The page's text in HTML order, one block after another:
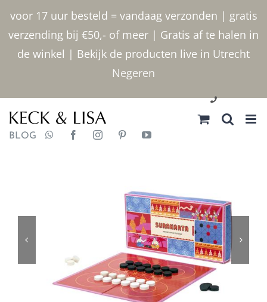
voor 17 uur besteld = vandaag verzonden | gratis
verzending bij €50,- of meer | Gratis af te halen in
de winkel | Bekijk de producten live in Utrecht
Negeren
inhoud
030 2400000
BLOG